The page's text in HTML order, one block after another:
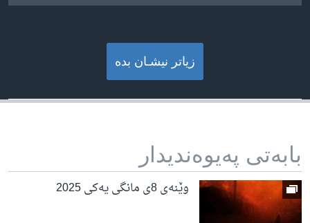
زیاتر نیشـان بده‌
بابه‌تی په‌یوه‌ندیدار
وێنەی 8ی مانگی یەکی 2025